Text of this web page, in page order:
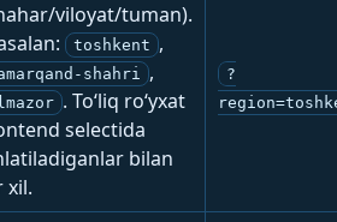
viloyat/tuman).
toshkent ,
shahri ,
. To‘liq ro‘yxat
selectida
bilan
xil.
?